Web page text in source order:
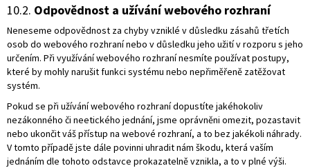
10.2. Odpovědnost a užívání webového rozhraní
Neneseme odpovědnost za chyby vzniklé v důsledku zásahů třetích
osob do webového rozhraní nebo v důsledku jeho užití v rozporu s jeho
určením. Při využívání webového rozhraní nesmíte používat postupy,
které by mohly narušit funkci systému nebo nepřiměřeně zatěžovat
systém.
Pokud se při užívání webového rozhraní dopustíte jakéhokoliv
nezákonného či neetického jednání, jsme oprávněni omezit, pozastavit
nebo ukončit váš přístup na webové rozhraní, a to bez jakékoli náhrady.
V tomto případě jste dále povinni uhradit nám škodu, která vaším
jednáním dle tohoto odstavce prokazatelně vznikla, a to v plné výši.